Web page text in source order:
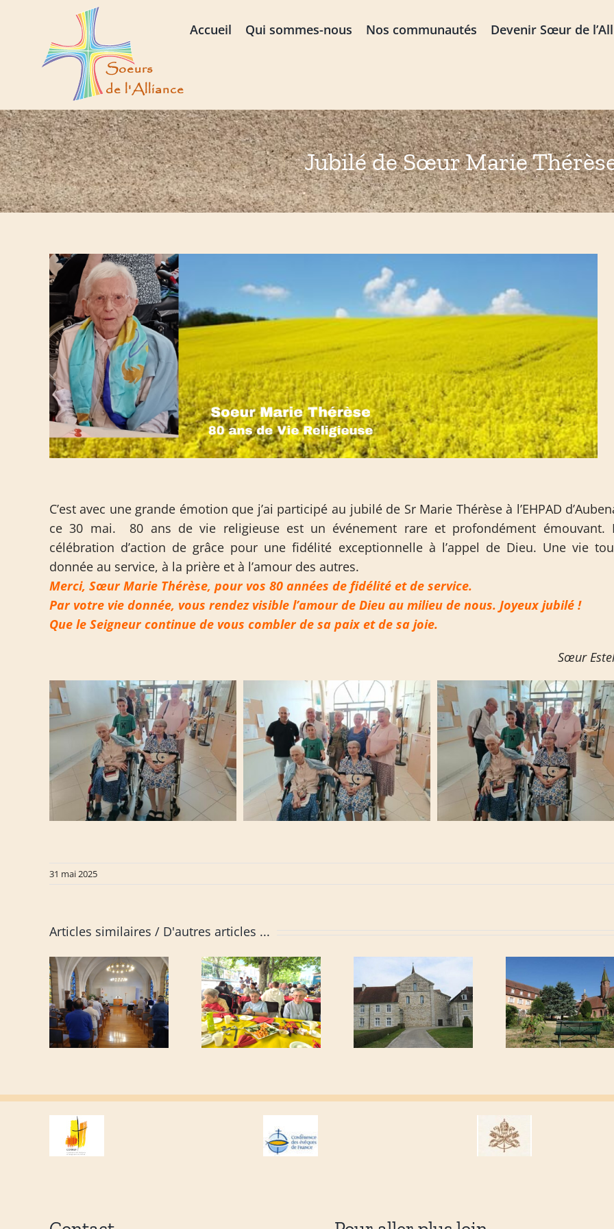
Accueil Qui sommes-nous Nos communautés Devenir Sœur de
Jubilé de Sœur Marie
C’est avec une grande émotion que j’ai participé au jubilé de Sr Marie Thérèse à l’EHPAD
ce 30 mai. 80 ans de vie religieuse est un événement rare et profondément émouvant.
célébration d’action de grâce pour une fidélité exceptionnelle à l’appel de Dieu. Une vie
donnée au service, à la prière et à l’amour des autres.
Merci, Sœur Marie Thérèse, pour vos 80 années de fidélité et de service.
Par votre vie donnée, vous rendez visible l’amour de Dieu au milieu de nous. Joyeux jubilé !
Que le Seigneur continue de vous combler de sa paix et de sa joie.
Sœur
31 mai 2025
Articles similaires